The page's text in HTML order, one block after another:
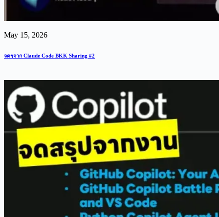
May 15, 2026
จดๆจาก Claude Code BKK Sharing #2